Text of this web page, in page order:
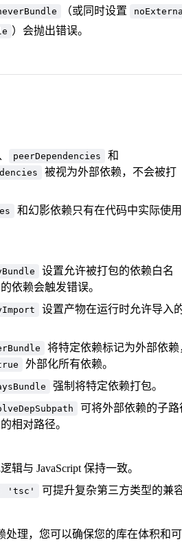
（或同时设置
）会抛出错误。
peerDependencies 和
被视为外部依赖，不会被打
和幻影依赖只有在代码中实际使
设置允许被打包的依赖白名
依赖会触发错误。
设置产物在运行时允许导入
将特定依赖标记为外部依赖
外部化所有依赖。
强制将特定依赖打包。
可将外部依赖的子路
相对路径。
辑与 JavaScript 保持一致。
'tsc'
可提升复杂第三方类型的兼
处理，您可以确保您的库在体积和